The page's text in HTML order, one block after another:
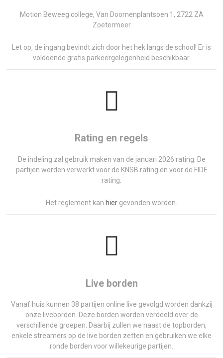
Motion Beweeg college, Van Doornenplantsoen 1, 2722 ZA
Zoetermeer
Let op, de ingang bevindt zich door het hek langs de school! Er is
voldoende gratis parkeergelegenheid beschikbaar.
Rating en regels
De indeling zal gebruik maken van de januari 2026 rating. De
partijen worden verwerkt voor de KNSB rating en voor de FIDE
rating.
Het reglement kan hier gevonden worden.
Live borden
Vanaf huis kunnen 38 partijen online live gevolgd worden dankzij
onze liveborden. Deze borden worden verdeeld over de
verschillende groepen. Daarbij zullen we naast de topborden,
enkele streamers op de live borden zetten en gebruiken we elke
ronde borden voor willekeurige partijen.